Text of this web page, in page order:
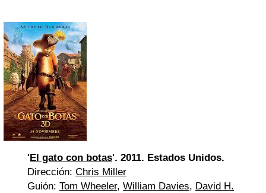
'El gato con botas'. 2011. Estados Unidos.
Dirección: Chris Miller
Guión: Tom Wheeler, William Davies, David H.